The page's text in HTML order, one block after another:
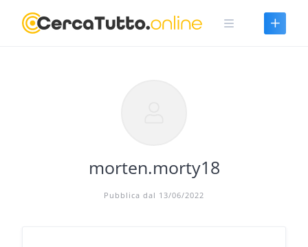
morten.morty18
Pubblica dal 13/06/2022